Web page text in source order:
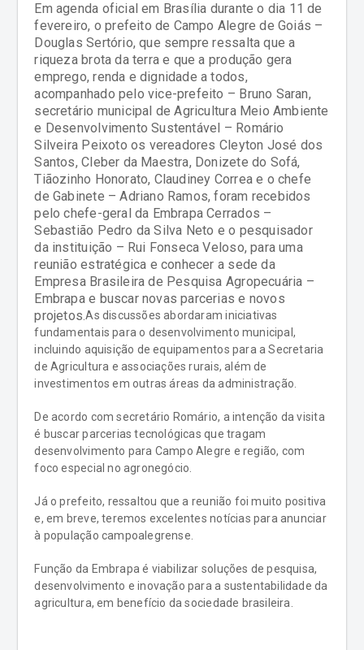
Em agenda oficial em Brasília durante o dia 11 de
fevereiro, o prefeito de Campo Alegre de Goiás –
Douglas Sertório, que sempre ressalta que a
riqueza brota da terra e que a produção gera
emprego, renda e dignidade a todos,
acompanhado pelo vice-prefeito – Bruno Saran,
secretário municipal de Agricultura Meio Ambiente
e Desenvolvimento Sustentável – Romário
Silveira Peixoto os vereadores Cleyton José dos
Santos, Cleber da Maestra, Donizete do Sofá,
Tiãozinho Honorato, Claudiney Correa e o chefe
de Gabinete – Adriano Ramos, foram recebidos
pelo chefe-geral da Embrapa Cerrados –
Sebastião Pedro da Silva Neto e o pesquisador
da instituição – Rui Fonseca Veloso, para uma
reunião estratégica e conhecer a sede da
Empresa Brasileira de Pesquisa Agropecuária –
Embrapa e buscar novas parcerias e novos
projetos.As discussões abordaram iniciativas
fundamentais para o desenvolvimento municipal,
incluindo aquisição de equipamentos para a Secretaria
de Agricultura e associações rurais, além de
investimentos em outras áreas da administração.
De acordo com secretário Romário, a intenção da visita
é buscar parcerias tecnológicas que tragam
desenvolvimento para Campo Alegre e região, com
foco especial no agronegócio.
Já o prefeito, ressaltou que a reunião foi muito positiva
e, em breve, teremos excelentes notícias para anunciar
à população campoalegrense.
Função da Embrapa é viabilizar soluções de pesquisa,
desenvolvimento e inovação para a sustentabilidade da
agricultura, em benefício da sociedade brasileira.